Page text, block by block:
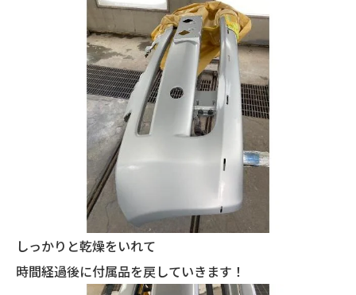
しっかりと乾燥をいれて
時間経過後に付属品を戻していきます！